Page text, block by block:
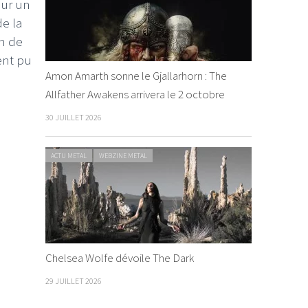
un
la
de
pu
Amon Amarth sonne le Gjallarhorn : The
Allfather Awakens arrivera le 2 octobre
30 JUILLET 2026
ACTU METAL WEBZINE METAL
Chelsea Wolfe dévoile The Dark
29 JUILLET 2026